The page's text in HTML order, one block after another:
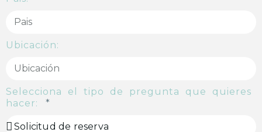
Ubicación:
Selecciona el tipo de pregunta que quieres
hacer: